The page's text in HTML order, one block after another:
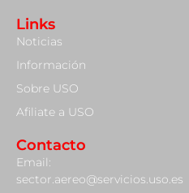
Links
Noticias
Información
Sobre USO
Afiliate a USO
Contacto
Email:
sector.aereo@servicios.uso.es